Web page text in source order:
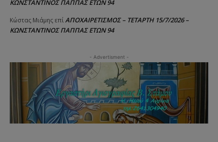
ΚΩΝΣΤΑΝΤΙΝΟΣ ΠΑΠΠΑΣ ΕΤΩΝ 94
Κώστας Μιάμης επίΑΠΟΧΑΙΡΕΤΙΣΜΟΣ – ΤΕΤΑΡΤΗ 15/7/2026 –
ΚΩΝΣΤΑΝΤΙΝΟΣ ΠΑΠΠΑΣ ΕΤΩΝ 94
- Advertisment -